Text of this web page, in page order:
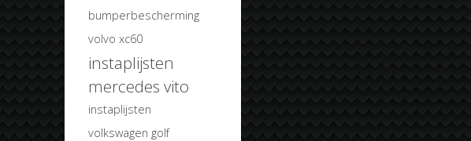
bumperbescherming
volvo xc60
instaplijsten
mercedes vito
instaplijsten
volkswagen golf